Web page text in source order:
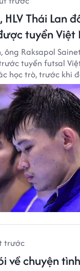
Thái Lan
tuyển Việt
ông Raksapol
tuyển futsal
học trò, trước khi
trước
về chuyện